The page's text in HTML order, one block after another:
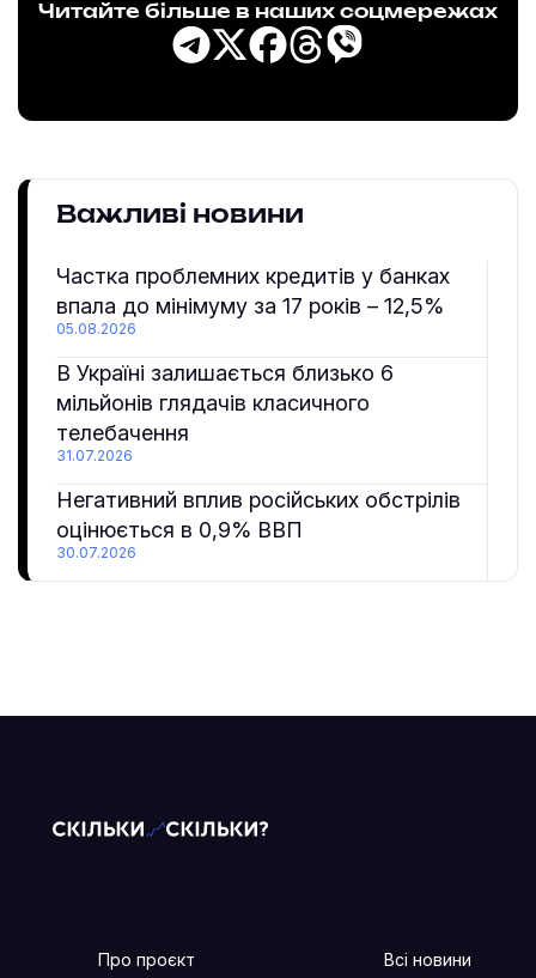
Читайте більше в наших соцмережах
Важливі новини
Частка проблемних кредитів у банках
впала до мінімуму за 17 років – 12,5%
05.08.2026
В Україні залишається близько 6
мільйонів глядачів класичного
телебачення
31.07.2026
Негативний вплив російських обстрілів
оцінюється в 0,9% ВВП
30.07.2026
Про проєкт
Всі новини